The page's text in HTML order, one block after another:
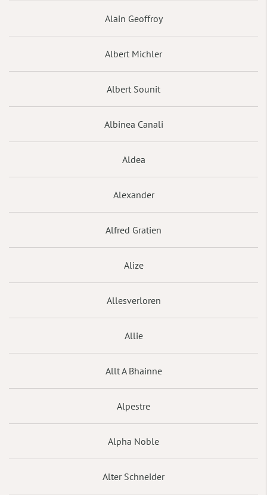
Alain Geoffroy
Albert Michler
Albert Sounit
Albinea Canali
Aldea
Alexander
Alfred Gratien
Alize
Allesverloren
Allie
Allt A Bhainne
Alpestre
Alpha Noble
Alter Schneider